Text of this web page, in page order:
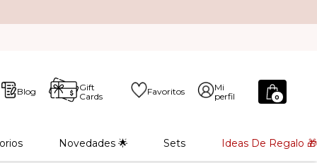
Blog
Gift
Cards
Favoritos
Mi
perfil
0
Novedades 🌟 Sets Ideas De Regalo 🎁